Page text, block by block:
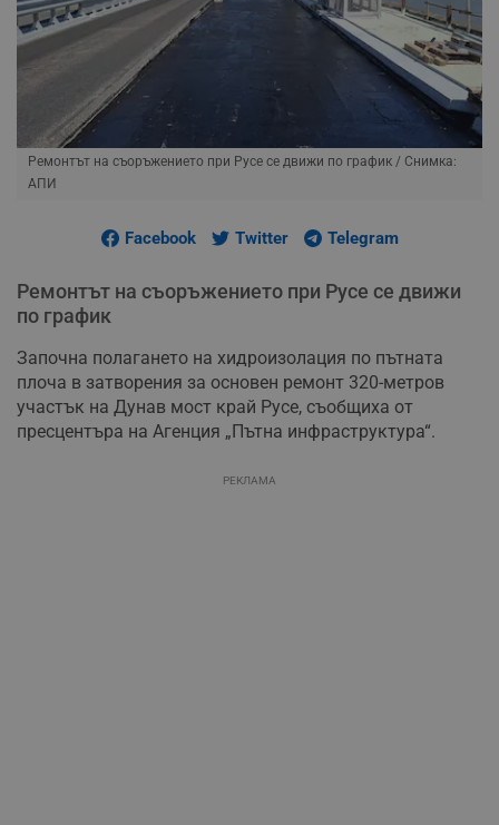
Ремонтът на съоръжението при Русе се движи по график / Снимка:
АПИ
Facebook Twitter Telegram
Ремонтът на съоръжението при Русе се движи
по график
Започна полагането на хидроизолация по пътната
плоча в затворения за основен ремонт 320-метров
участък на Дунав мост край Русе, съобщиха от
пресцентъра на Агенция „Пътна инфраструктура“.
РЕКЛАМА